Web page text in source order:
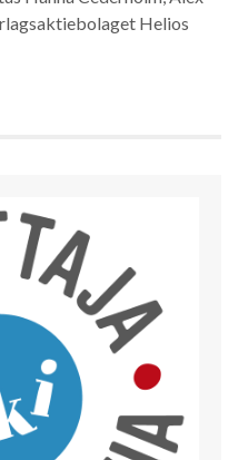
Helios